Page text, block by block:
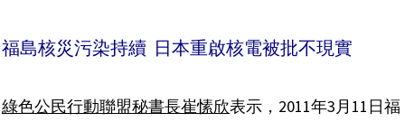
福島核災污染持續 日本重啟核電被批不現實
綠色公民行動聯盟秘書長崔愫欣表示，2011年3月11日福